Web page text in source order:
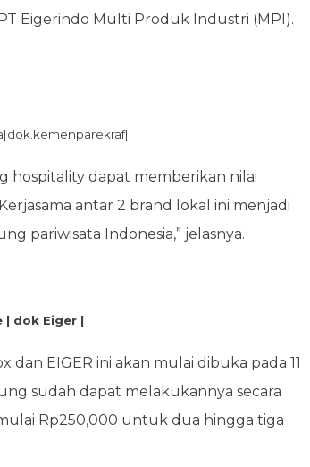
Eigerindo Multi Produk Industri (MPI).
hospitality dapat memberikan nilai
antar 2 brand lokal ini menjadi
pariwisata Indonesia,” jelasnya.
| dok Eiger |
dan EIGER ini akan mulai dibuka pada 11
sudah dapat melakukannya secara
Rp250,000 untuk dua hingga tiga